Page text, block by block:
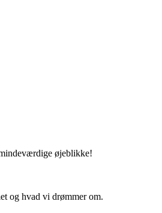
øjeblikke!
og hvad vi drømmer om.